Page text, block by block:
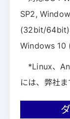
SP2,
(32bit/64bit)
Windows
*Linux、
には、弊社ま